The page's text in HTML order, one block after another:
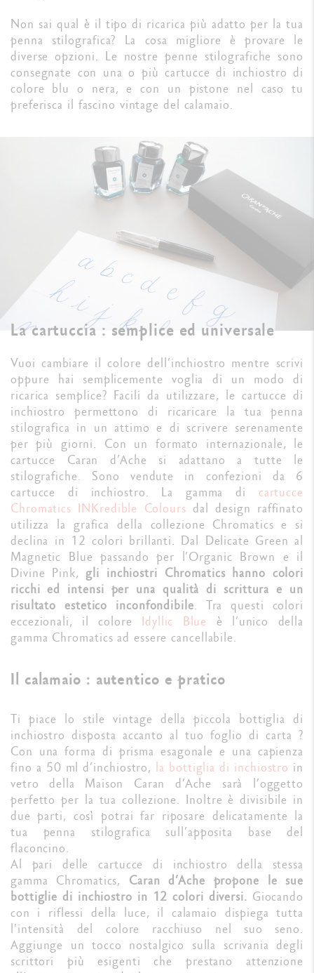
Non sai qual è il tipo di ricarica più adatto per la tua
penna stilografica? La cosa migliore è provare le
diverse opzioni. Le nostre penne stilografiche sono
consegnate con una o più cartucce di inchiostro di
colore blu o nera, e con un pistone nel caso tu
preferisca il fascino vintage del calamaio.
La cartuccia : semplice ed universale
Vuoi cambiare il colore dell’inchiostro mentre scrivi
oppure hai semplicemente voglia di un modo di
ricarica semplice? Facili da utilizzare, le cartucce di
inchiostro permettono di ricaricare la tua penna
stilografica in un attimo e di scrivere serenamente
per più giorni. Con un formato internazionale, le
cartucce Caran d’Ache si adattano a tutte le
stilografiche. Sono vendute in confezioni da 6
cartucce di inchiostro. La gamma di cartucce
Chromatics INKredible Colours dal design raffinato
utilizza la grafica della collezione Chromatics e si
declina in 12 colori brillanti. Dal Delicate Green al
Magnetic Blue passando per l’Organic Brown e il
Divine Pink, gli inchiostri Chromatics hanno colori
ricchi ed intensi per una qualità di scrittura e un
risultato estetico inconfondibile. Tra questi colori
eccezionali, il colore Idyllic Blue è l’unico della
gamma Chromatics ad essere cancellabile.
Il calamaio : autentico e pratico
Ti piace lo stile vintage della piccola bottiglia di
inchiostro disposta accanto al tuo foglio di carta ?
Con una forma di prisma esagonale e una capienza
fino a 50 ml d’inchiostro, la bottiglia di inchiostro in
vetro della Maison Caran d’Ache sarà l’oggetto
perfetto per la tua collezione. Inoltre è divisibile in
due parti, così potrai far riposare delicatamente la
tua penna stilografica sull’apposita base del
flaconcino.
Al pari delle cartucce di inchiostro della stessa
gamma Chromatics, Caran d’Ache propone le sue
bottiglie di inchiostro in 12 colori diversi. Giocando
con i riflessi della luce, il calamaio dispiega tutta
l'intensità del colore racchiuso nel suo seno.
Aggiunge un tocco nostalgico sulla scrivania degli
scrittori più esigenti che prestano attenzione